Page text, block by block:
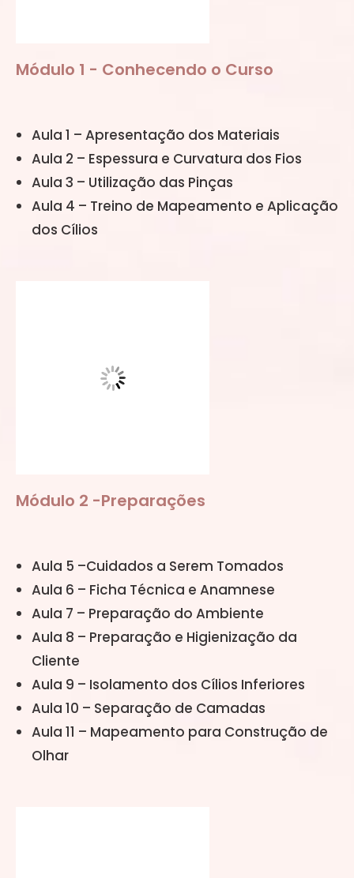
Módulo 1 - Conhecendo o Curso
Aula 1 – Apresentação dos Materiais
Aula 2 – Espessura e Curvatura dos Fios
Aula 3 – Utilização das Pinças
Aula 4 – Treino de Mapeamento e Aplicação
dos Cílios
Módulo 2 -Preparações
Aula 5 –Cuidados a Serem Tomados
Aula 6 – Ficha Técnica e Anamnese
Aula 7 – Preparação do Ambiente
Aula 8 – Preparação e Higienização da
Cliente
Aula 9 – Isolamento dos Cílios Inferiores
Aula 10 – Separação de Camadas
Aula 11 – Mapeamento para Construção de
Olhar